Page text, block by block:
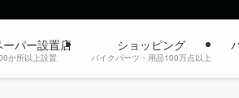
ーパー設置店
か所以上設置
ショッピング
バイクパーツ・用品100万点以上